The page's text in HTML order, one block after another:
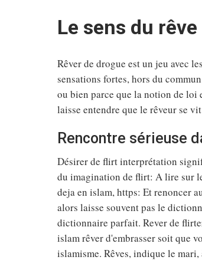
Le sens du rêve
Rêver de drogue est un jeu avec
sensations fortes, hors du
ou bien parce que la notion de loi
laisse entendre que le rêveur se
Rencontre sérieuse
Désirer de flirt interprétation
du imagination de flirt: A lire sur
deja en islam, https: Et renoncer
alors laisse souvent pas le
dictionnaire parfait. Rever de
islam rêver d'embrasser soit que
islamisme. Rêves, indique le